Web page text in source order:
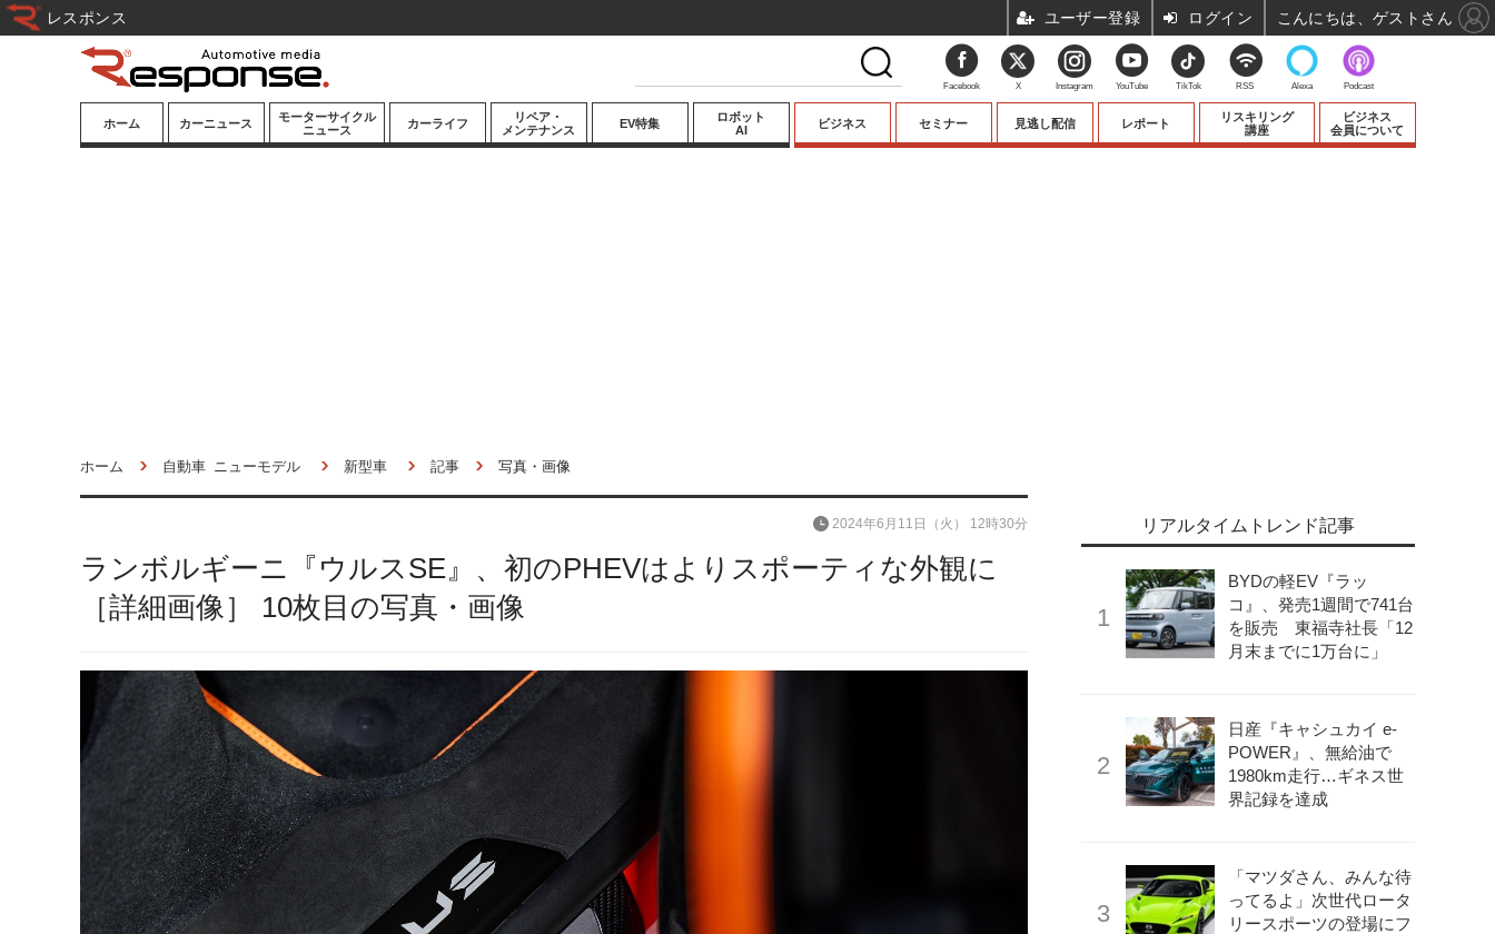
ホーム カーニュース
モーターサイクル
ニュース
カーライフ
リペア・
メンテナンス
EV特集
ロボット
AI
ビジネス セミナー 見逃し配信 レポート
リスキリング
講座
ビジネス
会員について
ホーム 自動車 ニューモデル 新型車 記事 写真・画像
ランボルギーニ『ウルスSE』、初のPHEVはよりスポーティな外観に
［詳細画像］ 10枚目の写真・画像
2024年6月11日（火） 12時30分 リアルタイムトレンド記事
BYDの軽EV『ラッ
コ』、発売1週間で741台
を販売 東福寺社長「12
月末までに1万台に」
日産『キャシュカイ e-
POWER』、無給油で
1980km走行…ギネス世
界記録を達成
「マツダさん、みんな待
ってるよ」次世代ロータ
リースポーツの登場にフ
Facebook X Instagram YouTube TikTok RSS Alexa Podcast
レスポンス ユーザー登録 ログイン こんにちは、ゲストさん